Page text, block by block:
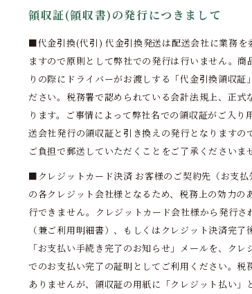
領収証(領収書)の発行につきまして
■代金引換(代引) 代金引換発送は配送会社に業務を
ますので原則として弊社での発行は行いません。商
りの際にドライバーがお渡しする「代金引換領収証
ださい。税務署で認められている会計法規上、正式
ります。ご事情によって弊社名での領収証がご入り
送会社発行の領収証と引き換えの発行となりますの
ご負担で郵送していただくことをご了承くださいませ
■クレジットカード決済 お客様のご契約先（お支払
の各クレジット会社様となるため、税務上の効力の
行できません。クレジットカード会社様から発行さ
（兼ご利用明細書）、もしくはクレジット決済完了
「お支払い手続き完了のお知らせ」メールを、クレ
でのお支払い完了の証明としてご利用ください。税
ありませんが、領収証の用紙に「クレジット払い」